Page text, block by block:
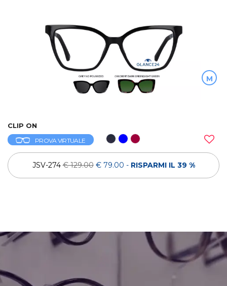
M
CLIP ON
PROVA VIRTUALE
JSV-274€ 129.00 € 79.00 - RISPARMI IL 39 %